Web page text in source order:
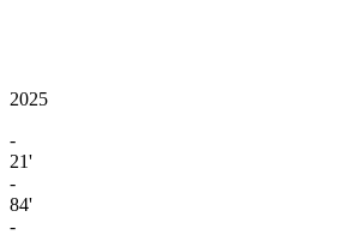
2025
-
21'
-
84'
-